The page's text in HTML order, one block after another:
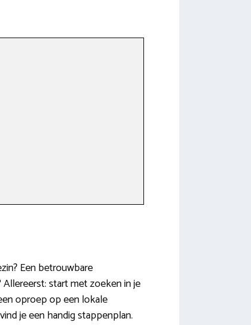
Een betrouwbare
start met zoeken in je
oproep op een lokale
je een handig stappenplan.